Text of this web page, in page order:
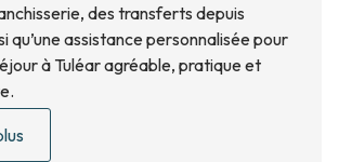
des transferts depuis
qu’une assistance personnalisée pour
à Tuléar agréable, pratique et